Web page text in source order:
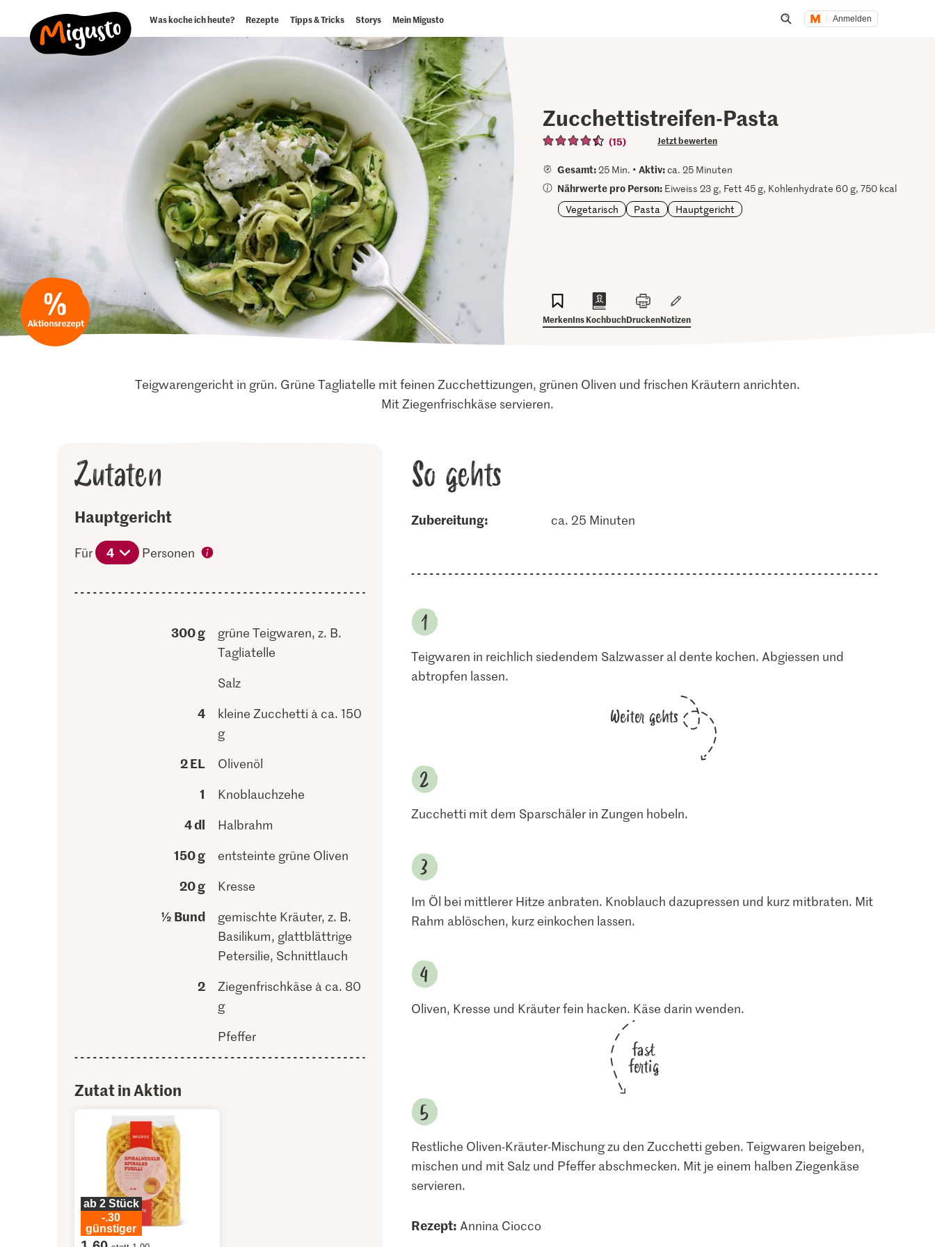
Was koche ich heute? Rezepte Tipps & Tricks Storys Mein Migusto Anmelden
Zucchettistreifen-Pasta
(15) Jetzt bewerten
Gesamt:25 Min. •Aktiv:ca. 25 Minuten
Nährwerte pro Person: Eiweiss 23 g, Fett 45 g, Kohlenhydrate 60 g, 750 kcal
Vegetarisch
Pasta Hauptgericht
MerkenIns KochbuchDruckenNotizen
Teigwarengericht in grün. Grüne Tagliatelle mit feinen Zucchettizungen, grünen Oliven und frischen Kräutern anrichten.
Mit Ziegenfrischkäse servieren.
Zutaten
Hauptgericht
Für 4 Personen
300 g
grüne Teigwaren, z. B.
Tagliatelle
Salz
4
kleine Zucchetti à ca. 150
g
2 EL Olivenöl
1 Knoblauchzehe
4 dl Halbrahm
150 g entsteinte grüne Oliven
20 g Kresse
½ Bund
gemischte Kräuter, z. B.
Basilikum, glattblättrige
Petersilie, Schnittlauch
2
Ziegenfrischkäse à ca. 80
g
Pfeffer
Zutat in Aktion
ab 2 Stück
-.30
günstiger
So gehts
Zubereitung: ca. 25 Minuten
Teigwaren in reichlich siedendem Salzwasser al dente kochen. Abgiessen und
abtropfen lassen.
Weiter gehts
Zucchetti mit dem Sparschäler in Zungen hobeln.
Im Öl bei mittlerer Hitze anbraten. Knoblauch dazupressen und kurz mitbraten. Mit
Rahm ablöschen, kurz einkochen lassen.
Oliven, Kresse und Kräuter fein hacken. Käse darin wenden.
fast
fertig
Restliche Oliven-Kräuter-Mischung zu den Zucchetti geben. Teigwaren beigeben,
mischen und mit Salz und Pfeffer abschmecken. Mit je einem halben Ziegenkäse
servieren.
Rezept: Annina Ciocco